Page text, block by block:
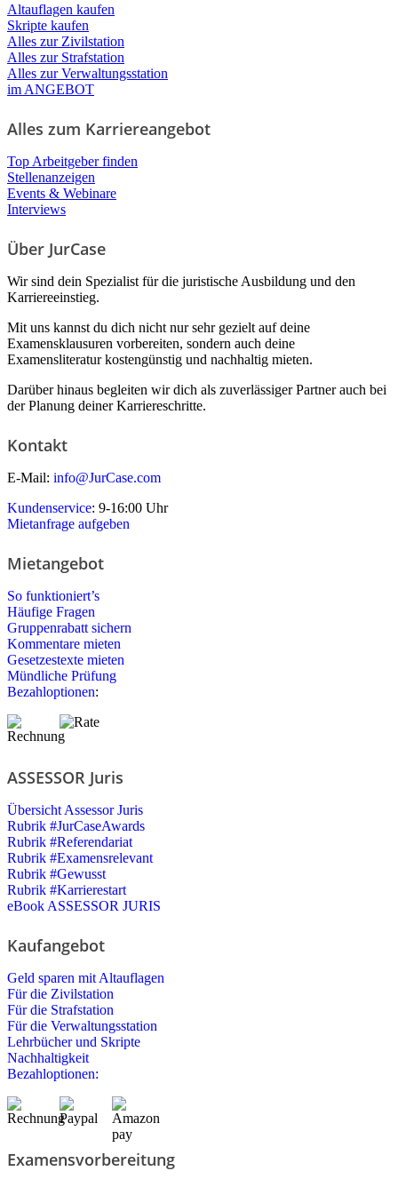
Altauflagen kaufen
Skripte kaufen
Alles zur Zivilstation
Alles zur Strafstation
Alles zur Verwaltungsstation
im ANGEBOT
Alles zum Karriereangebot
Top Arbeitgeber finden
Stellenanzeigen
Events & Webinare
Interviews
Über JurCase
Wir sind dein Spezialist für die juristische Ausbildung und den
Karriereeinstieg.
Mit uns kannst du dich nicht nur sehr gezielt auf deine
Examensklausuren vorbereiten, sondern auch deine
Examensliteratur kostengünstig und nachhaltig mieten.
Darüber hinaus begleiten wir dich als zuverlässiger Partner auch bei
der Planung deiner Karriereschritte.
Kontakt
E-Mail: info@JurCase.com
Kundenservice: 9-16:00 Uhr
Mietanfrage aufgeben
Mietangebot
So funktioniert’s
Häufige Fragen
Gruppenrabatt sichern
Kommentare mieten
Gesetzestexte mieten
Mündliche Prüfung
Bezahloptionen:
ASSESSOR Juris
Übersicht Assessor Juris
Rubrik #JurCaseAwards
Rubrik #Referendariat
Rubrik #Examensrelevant
Rubrik #Gewusst
Rubrik #Karrierestart
eBook ASSESSOR JURIS
Kaufangebot
Geld sparen mit Altauflagen
Für die Zivilstation
Für die Strafstation
Für die Verwaltungsstation
Lehrbücher und Skripte
Nachhaltigkeit
Bezahloptionen:
Examensvorbereitung